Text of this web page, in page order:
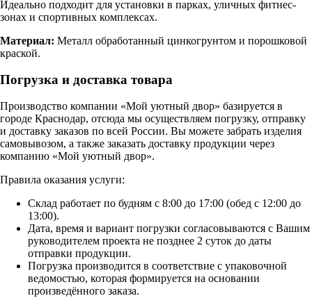
Идеально подходит для установки в парках, уличных фитнес-
зонах и спортивных комплексах.
Материал: Металл обработанный цинкогрунтом и порошковой
краской.
Погрузка и доставка товара
Производство компании «Мой уютный двор» базируется в
городе Краснодар, отсюда мы осуществляем погрузку, отправку
и доставку заказов по всей России. Вы можете забрать изделия
самовывозом, а также заказать доставку продукции через
компанию «Мой уютный двор».
Правила оказания услуги:
Склад работает по будням с 8:00 до 17:00 (обед с 12:00 до
13:00).
Дата, время и вариант погрузки согласовываются с Вашим
руководителем проекта не позднее 2 суток до даты
отправки продукции.
Погрузка производится в соответствие с упаковочной
ведомостью, которая формируется на основании
произведённого заказа.